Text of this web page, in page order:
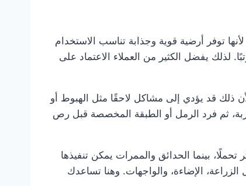
توفر أرضية قوية وجذابة تناسب الاستخدام
لذلك يفضل الكثير من العملاء الاعتماد على
ذلك قد يؤدي إلى مشاكل لاحقًا مثل الهبوط أو
ثم فرد الرمل أو الطبقة المخصصة قبل رص
بينما الحدائق والممرات يمكن تنفيذها
الإضاءة، والواجهات. وهنا تساعدك